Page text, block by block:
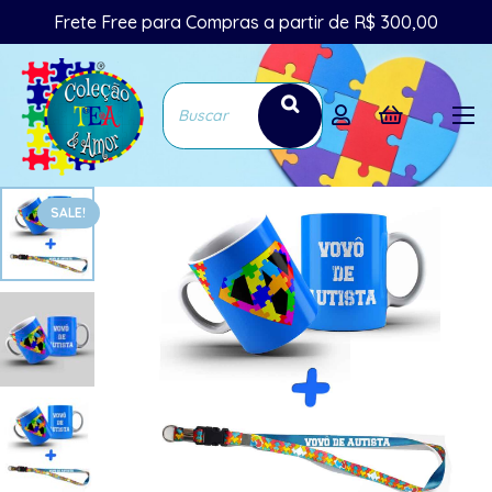
Frete Free para Compras a partir de R$ 300,00
SALE!